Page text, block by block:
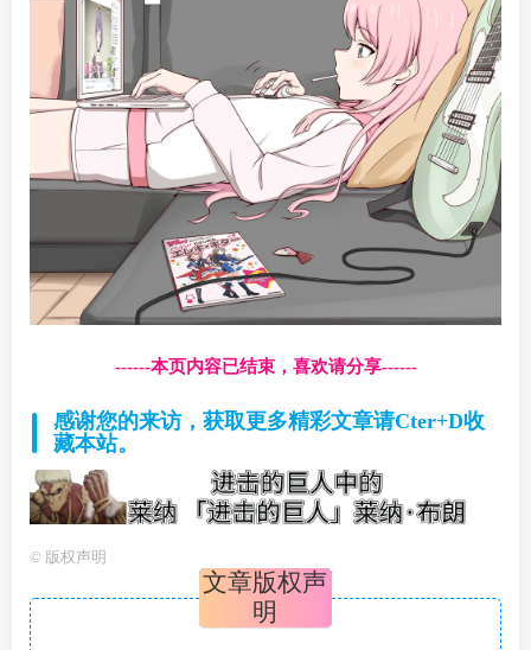
------本页内容已结束，喜欢请分享------
感谢您的来访，获取更多精彩文章请Cter+D收
藏本站。
© 版权声明
文章版权声
明